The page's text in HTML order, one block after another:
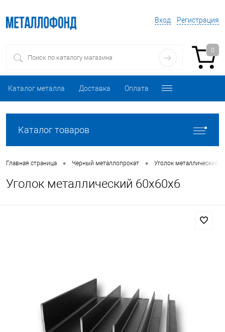
Вход Регистрация
0
Каталог металла Доставка Оплата
Каталог товаров
Главная страница • Черный металлопрокат • Уголок металлический
Уголок металлический 60х60х6